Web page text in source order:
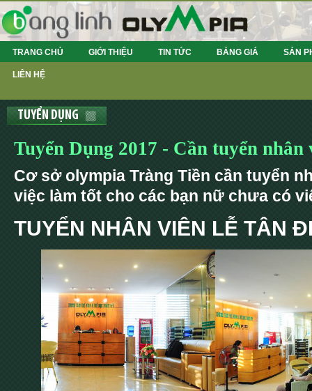
TRANG CHỦ GIỚI THIỆU TIN TỨC BẢNG GIÁ SẢN
LIÊN HỆ
TUYỂN DỤNG
Tuyển Dụng 2017 - Cần tuyển nhân
Cơ sở olympia Tràng Tiền cần tuyển
việc làm tốt cho các bạn nữ chưa có
TUYỂN NHÂN VIÊN LỄ TÂN